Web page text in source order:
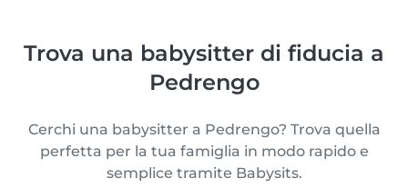
Trova una babysitter di fiducia a
Pedrengo
Cerchi una babysitter a Pedrengo? Trova quella
perfetta per la tua famiglia in modo rapido e
semplice tramite Babysits.